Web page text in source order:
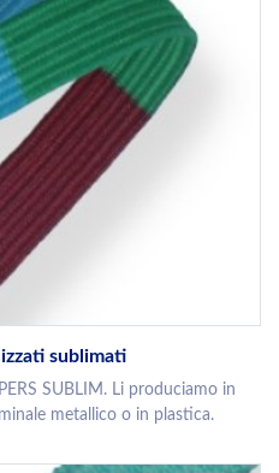
sublimati
SUBLIM. Li produciamo in
metallico o in plastica.